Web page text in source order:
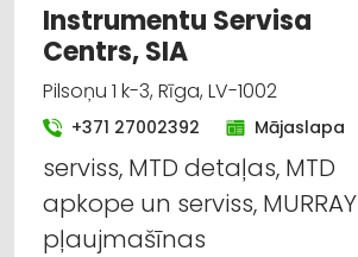
Instrumentu Servisa
Centrs, SIA
Pilsoņu 1 k-3, Rīga, LV-1002
+371 27002392 Mājaslapa
serviss, MTD detaļas, MTD
apkope un serviss, MURRAY
pļaujmašīnas